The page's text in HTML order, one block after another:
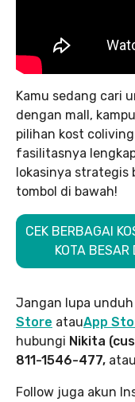
Kamu sedang cari
dengan mall,
pilihan kost coliving
fasilitasnya
lokasinya strategis
tombol di bawah!
CEK BERBAGAI
KOTA BESAR
Jangan lupa
Store atauApp
hubungi Nikita
811-1546-477,
Follow juga akun